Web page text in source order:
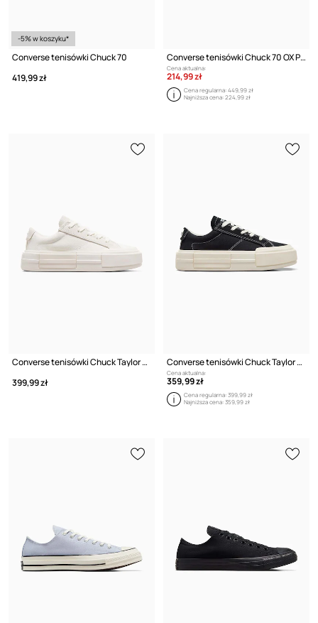
-5% w koszyku*
Converse tenisówki Chuck 70
419,99 zł
Converse tenisówki Chuck 70 OX Pride
Cena aktualna:
214,99 zł
Cena regularna:449,99 zł
Najniższa cena:224,99 zł
Converse tenisówki Chuck Taylor All Star Cruise
399,99 zł
Converse tenisówki Chuck Taylor All Star Cruise
Cena aktualna:
359,99 zł
Cena regularna:399,99 zł
Najniższa cena:359,99 zł